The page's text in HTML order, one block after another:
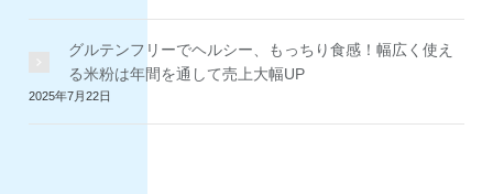
グルテンフリーでヘルシー、もっちり食感！幅広く使え
る米粉は年間を通して売上大幅UP
2025年7月22日